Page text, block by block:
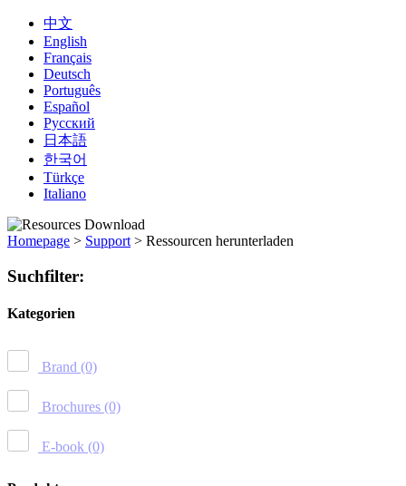
中文
English
Français
Deutsch
Português
Español
Русский
日本語
한국어
Türkçe
Italiano
Homepage > Support > Ressourcen herunterladen
Suchfilter:
Kategorien
Brand (0)
Brochures (0)
E-book (0)